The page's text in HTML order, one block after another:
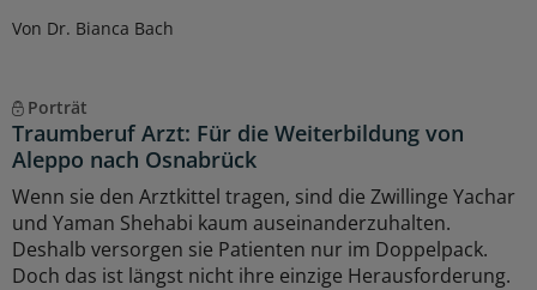
Von Dr. Bianca Bach
Porträt
Traumberuf Arzt: Für die Weiterbildung von
Aleppo nach Osnabrück
Wenn sie den Arztkittel tragen, sind die Zwillinge Yachar
und Yaman Shehabi kaum auseinanderzuhalten.
Deshalb versorgen sie Patienten nur im Doppelpack.
Doch das ist längst nicht ihre einzige Herausforderung.